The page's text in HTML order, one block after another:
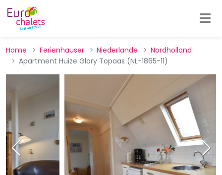
Home Ferienhauser Niederlande
Nordholland
Apartment Huize Glory Topaas (NL-1865-11)